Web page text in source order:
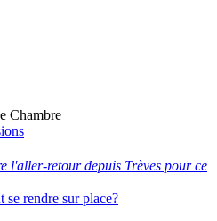
Chambre
l'aller-retour depuis Trèves pour ce
se rendre sur place?